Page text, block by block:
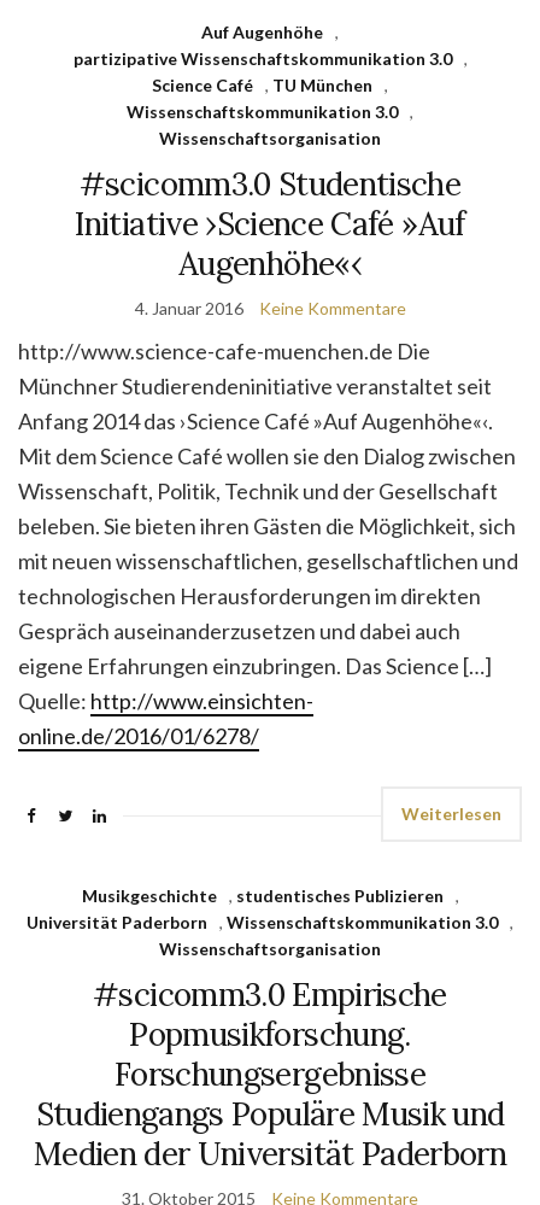
Auf Augenhöhe ,
partizipative Wissenschaftskommunikation 3.0
,
Science Café , TU München
,
Wissenschaftskommunikation 3.0 ,
Wissenschaftsorganisation
#scicomm3.0 Studentische
Initiative ›Science Café »Auf
Augenhöhe«‹
4. Januar 2016 Keine Kommentare
http://www.science-cafe-muenchen.de Die
Münchner Studierendeninitiative veranstaltet seit
Anfang 2014 das ›Science Café »Auf Augenhöhe«‹.
Mit dem Science Café wollen sie den Dialog zwischen
Wissenschaft, Politik, Technik und der Gesellschaft
beleben. Sie bieten ihren Gästen die Möglichkeit, sich
mit neuen wissenschaftlichen, gesellschaftlichen und
technologischen Herausforderungen im direkten
Gespräch auseinanderzusetzen und dabei auch
eigene Erfahrungen einzubringen. Das Science […]
Quelle: http://www.einsichten-
online.de/2016/01/6278/
Weiterlesen
Musikgeschichte , studentisches Publizieren
,
Universität Paderborn
, Wissenschaftskommunikation 3.0 ,
Wissenschaftsorganisation
#scicomm3.0 Empirische
Popmusikforschung.
Forschungsergebnisse
Studiengangs Populäre Musik und
Medien der Universität Paderborn
31. Oktober 2015 Keine Kommentare